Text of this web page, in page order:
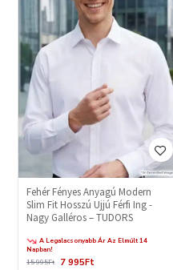
Fehér Fényes Anyagú Modern
Slim Fit Hosszú Ujjú Férfi Ing -
Nagy Galléros – TUDORS
A Legalacsonyabb Ár Az Elmúlt 14
Napban!
7 995Ft
15 995Ft